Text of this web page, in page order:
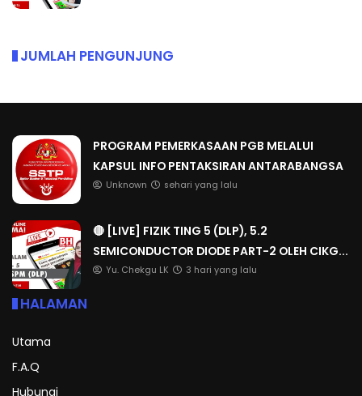
JUMLAH PENGUNJUNG
PROGRAM PEMERKASAAN PGB MELALUI
KAPSUL INFO PENTAKSIRAN ANTARABANGSA
Unknown sehari yang lalu
🔴 [LIVE] FIZIK TING 5 (DLP), 5.2
SEMICONDUCTOR DIODE PART-2 OLEH CIKG...
Yu. Chekgu LK 3 hari yang lalu
HALAMAN
Utama
F.A.Q
Hubungi